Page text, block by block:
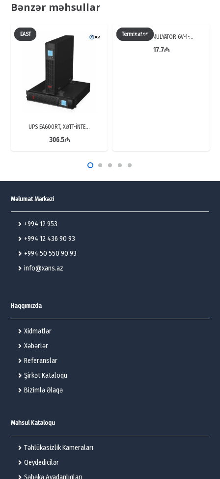
Bənzər məhsullar
EAST
UPS EA600RT, XƏTT-İNTE…
306.5₼
Terminator
UPS AKKUMULYATOR 6V-1-…
17.7₼
Məlumat Mərkəzi
+994 12 953
+994 12 436 90 93
+994 50 550 90 93
info@xans.az
Haqqımızda
Xidmətlər
Xəbərlər
Referanslar
Şirkət Kataloqu
Bizimlə Əlaqə
Məhsul Kataloqu
Təhlükəsizlik Kameraları
Qeydedicilər